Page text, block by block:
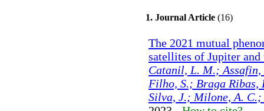
1. Journal Article (16)
The 2021 mutual
satellites of Jupiter
Catanil, L. M.;
Filho, S.; Braga
Silva, J.; Milone, A.